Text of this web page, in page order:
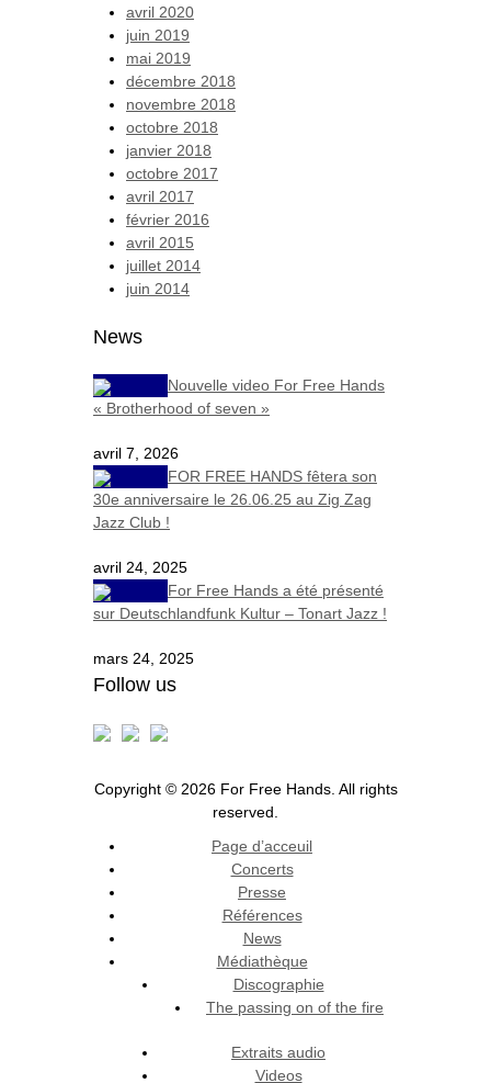
avril 2020
juin 2019
mai 2019
décembre 2018
novembre 2018
octobre 2018
janvier 2018
octobre 2017
avril 2017
février 2016
avril 2015
juillet 2014
juin 2014
News
Nouvelle video For Free Hands
« Brotherhood of seven »
avril 7, 2026
FOR FREE HANDS fêtera son
30e anniversaire le 26.06.25 au Zig Zag
Jazz Club !
avril 24, 2025
For Free Hands a été présenté
sur Deutschlandfunk Kultur – Tonart Jazz !
mars 24, 2025
Follow us
Copyright © 2026 For Free Hands. All rights
reserved.
Page d’acceuil
Concerts
Presse
Références
News
Médiathèque
Discographie
The passing on of the fire
Extraits audio
Videos